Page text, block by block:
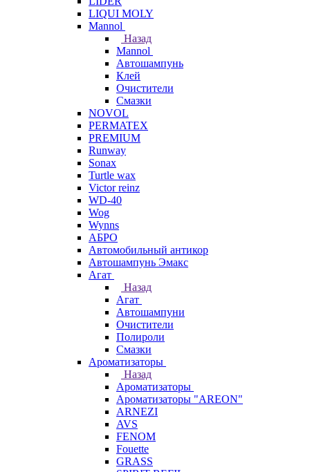
LIQUI MOLY
Mannol
Назад
Mannol
Автошампунь
Клей
Очистители
Смазки
NOVOL
PERMATEX
PREMIUM
Runway
Sonax
Turtle wax
Victor reinz
WD-40
Wog
Wynns
АБРО
Автомобильный антикор
Автошампунь Эмакс
Агат
Назад
Агат
Автошампуни
Очистители
Полироли
Смазки
Ароматизаторы
Назад
Ароматизаторы
Ароматизаторы "AREON"
ARNEZI
AVS
FENOM
Fouette
GRASS